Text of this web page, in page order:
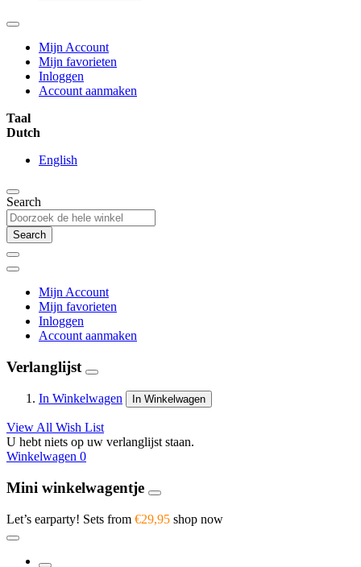
Mijn Account
Mijn favorieten
Inloggen
Account aanmaken
Taal
Dutch
English
Search
Search
Mijn Account
Mijn favorieten
Inloggen
Account aanmaken
Verlanglijst
In Winkelwagen In Winkelwagen
View All Wish List
U hebt niets op uw verlanglijst staan.
Winkelwagen 0
Mini winkelwagentje
Let’s earparty! Sets from €29,95 shop now